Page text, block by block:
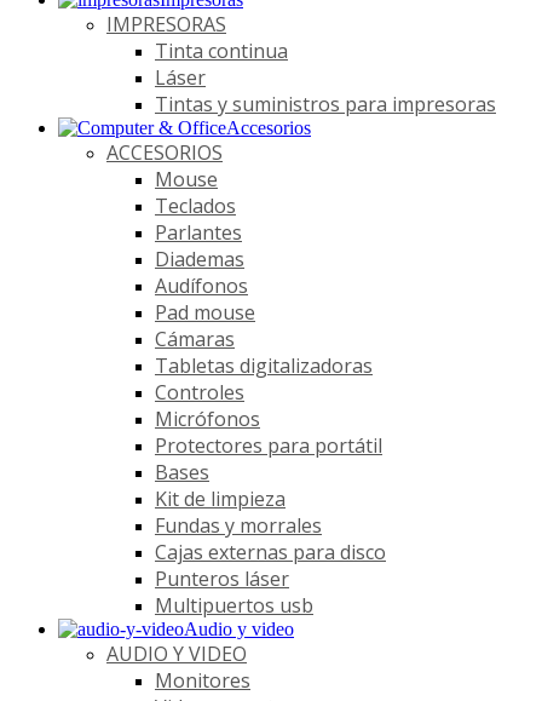
IMPRESORAS
Tinta continua
Láser
Tintas y suministros para impresoras
Accesorios
ACCESORIOS
Mouse
Teclados
Parlantes
Diademas
Audífonos
Pad mouse
Cámaras
Tabletas digitalizadoras
Controles
Micrófonos
Protectores para portátil
Bases
Kit de limpieza
Fundas y morrales
Cajas externas para disco
Punteros láser
Multipuertos usb
Audio y video
AUDIO Y VIDEO
Monitores